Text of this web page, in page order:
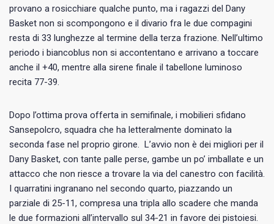
provano a rosicchiare qualche punto, ma i ragazzi del Dany
Basket non si scompongono e il divario fra le due compagini
resta di 33 lunghezze al termine della terza frazione. Nell’ultimo
periodo i biancoblus non si accontentano e arrivano a toccare
anche il +40, mentre alla sirene finale il tabellone luminoso
recita 77-39.
Dopo l’ottima prova offerta in semifinale, i mobilieri sfidano
Sansepolcro, squadra che ha letteralmente dominato la
seconda fase nel proprio girone. L’avvio non è dei migliori per il
Dany Basket, con tante palle perse, gambe un po’ imballate e un
attacco che non riesce a trovare la via del canestro con facilità.
I quarratini ingranano nel secondo quarto, piazzando un
parziale di 25-11, compresa una tripla allo scadere che manda
le due formazioni all’intervallo sul 34-21 in favore dei pistoiesi.